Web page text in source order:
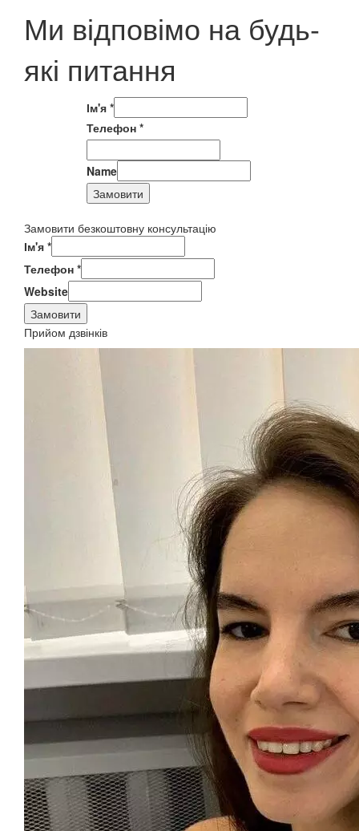
Ми відповімо на будь-
які питання
Ім'я *
Телефон *
Name
Замовити
Замовити безкоштовну консультацію
Ім'я *
Телефон *
Website
Замовити
Прийом дзвінків